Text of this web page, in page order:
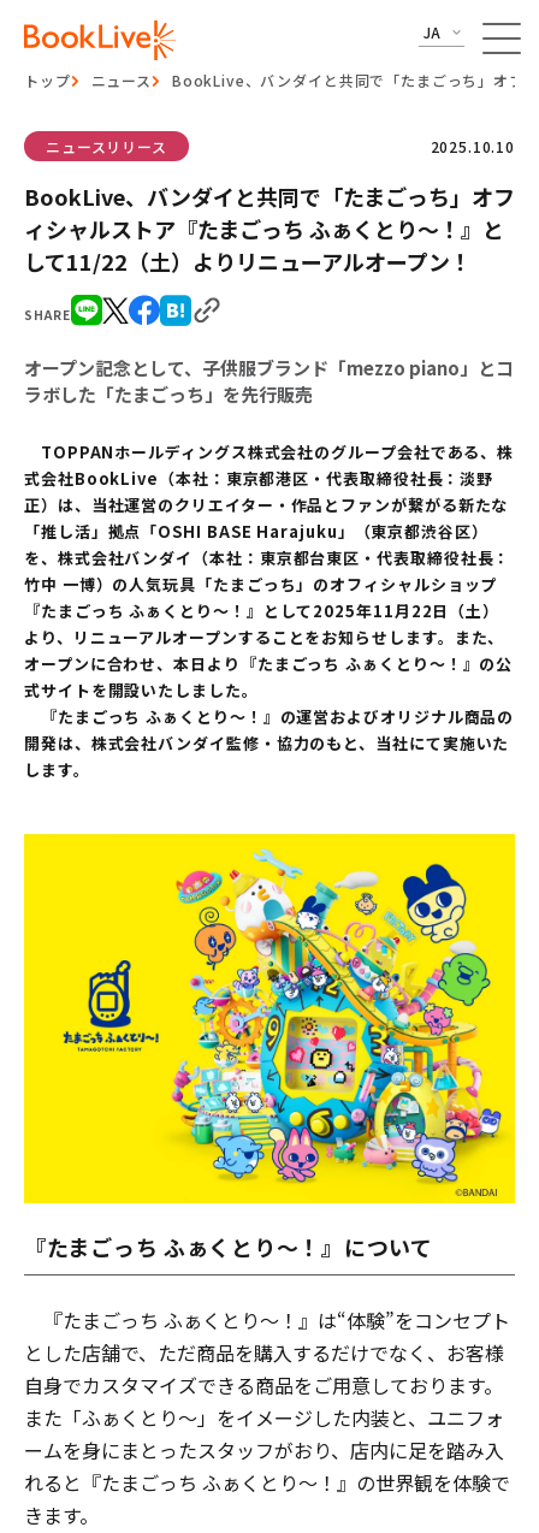
JA
トップ ニュース BookLive、バンダイと共同で「たまごっち」オフ
SHARE
ニュースリリース 2025.10.10
BookLive、バンダイと共同で「たまごっち」オフ
ィシャルストア『たまごっち ふぁくとり～！』と
して11/22（土）よりリニューアルオープン！
オープン記念として、子供服ブランド「mezzo piano」とコ
ラボした「たまごっち」を先行販売
TOPPANホールディングス株式会社のグループ会社である、株
式会社BookLive（本社：東京都港区・代表取締役社長：淡野
正）は、当社運営のクリエイター・作品とファンが繋がる新たな
「推し活」拠点「OSHI BASE Harajuku」（東京都渋谷区）
を、株式会社バンダイ（本社：東京都台東区・代表取締役社長：
竹中 一博）の人気玩具「たまごっち」のオフィシャルショップ
『たまごっち ふぁくとり～！』として2025年11月22日（土）
より、リニューアルオープンすることをお知らせします。また、
オープンに合わせ、本日より『たまごっち ふぁくとり～！』の公
式サイトを開設いたしました。
『たまごっち ふぁくとり～！』の運営およびオリジナル商品の
開発は、株式会社バンダイ監修・協力のもと、当社にて実施いた
します。
『たまごっち ふぁくとり～！』について
『たまごっち ふぁくとり～！』は“体験”をコンセプト
とした店舗で、ただ商品を購入するだけでなく、お客様
自身でカスタマイズできる商品をご用意しております。
また「ふぁくとり～」をイメージした内装と、ユニフォ
ームを身にまとったスタッフがおり、店内に足を踏み入
れると『たまごっち ふぁくとり～！』の世界観を体験で
きます。